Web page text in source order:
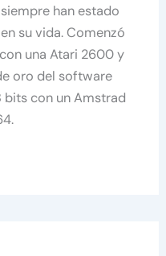
han estado
su vida. Comenzó
una Atari 2600 y
oro del software
bits con un Amstrad